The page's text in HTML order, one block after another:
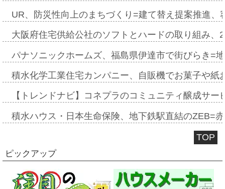
UR、防災性向上のまちづくり=建て替え提案推進
大阪府住宅供給公社のソフトとハードの取り組み
パナソニックホームズ、福島県伊達市で街びらき=
積水化学工業住宅カンパニー、自販機でお菓子や
【トレンドナビ】コネプラのコミュニティ醸成サ
積水ハウス・日本生命保険、地下鉄駅直結のZEB=
TOP
ピックアップ